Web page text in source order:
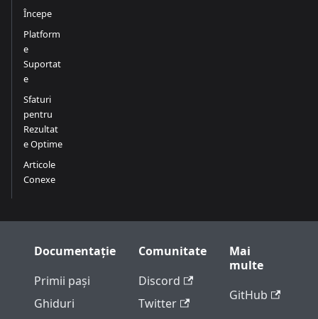
Începe
Platform
e
Suportat
e
Sfaturi
pentru
Rezultat
e Optime
Articole
Conexe
Documentație
Primii pași
Ghiduri
Comunitate
Discord
Twitter
Mai
multe
GitHub